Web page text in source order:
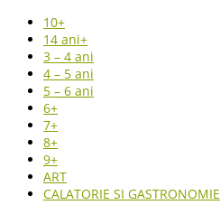
10+
14 ani+
3 – 4 ani
4 – 5 ani
5 – 6 ani
6+
7+
8+
9+
ART
CALATORIE SI GASTRONOMIE